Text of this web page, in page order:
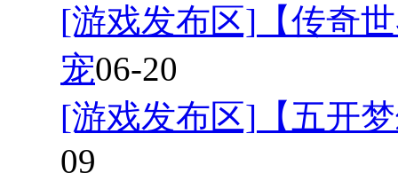
[游戏发布区] 【传奇
宠06-20
[游戏发布区] 【五开
09